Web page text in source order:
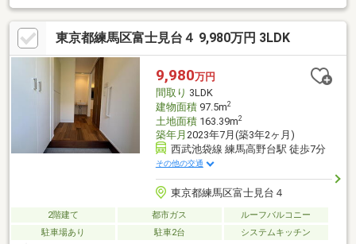
チン交換・トイレ交換・洗面化粧台交換・建具交換・壁紙張替
え・フロアタイル・クッションフロア・玄関ドア交換・外壁塗
装・屋根施工・白蟻点検・ハウスクリーニングなど◆周辺は落ち
着いた住宅街で住環境が整っています☆
東京都練馬区富士見台４ 9,980万円 3LDK
9,980万円
間取り 3LDK
建物面積97.5m2
土地面積163.39m2
築年月 2023年7月(築3年2ヶ月)
西武池袋線 練馬高野台駅 徒歩7分
その他の交通
東京都練馬区富士見台４
2階建て 都市ガス
ルーフバルコニー
駐車場あり
駐車2台 システムキッチン